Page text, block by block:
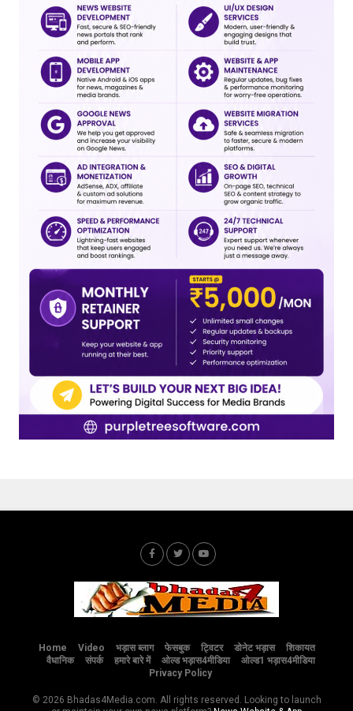
Home Video भड़ास ब्लाग फेसबुक ट्विटर डोनेट भड़ास
शिकायत
वैधानिक
संपर्क हमारे बारे में ओल्ड भड़ास4मीडिया
ओल्ड1 भड़ास4मीडिया
Privacy Policy
© 2026 Bhadas4Media.com. All rights reserved. Looking to launch